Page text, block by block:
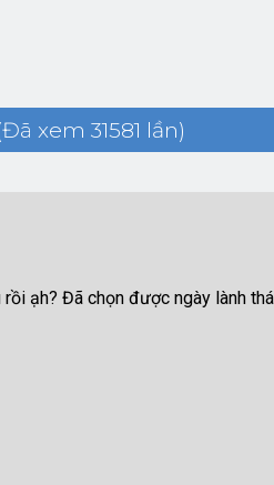
xem 31581 lần)
ạh? Đã chọn được ngày lành